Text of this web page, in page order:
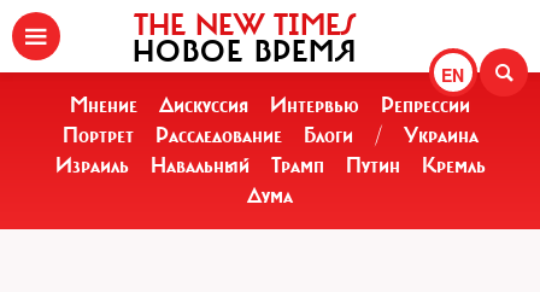
EN
THE NEW TIMES
НОВОЕ ВРЕМЯ
Мнение Дискуссия Интервью
Репрессии
Портрет
Расследование Блоги /
Украина
Израиль
Навальный Трамп Путин
Кремль
Дума